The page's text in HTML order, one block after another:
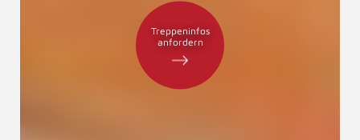
Treppeninfos
anfordern